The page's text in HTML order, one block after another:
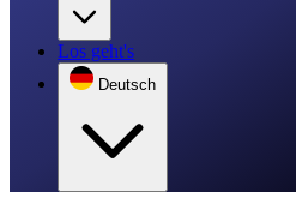
Los geht's
Deutsch